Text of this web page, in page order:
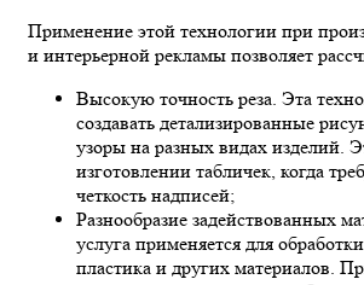
Применение этой технологии при
и интерьерной рекламы позволяет
Высокую точность реза. Эта
создавать детализированные
узоры на разных видах изделий.
изготовлении табличек, когда
четкость надписей;
Разнообразие задействованных
услуга применяется для
пластика и других материалов.